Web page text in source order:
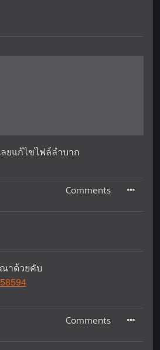
ยแก้ไขไฟล์ลำบาก
Comments
าด้วยคับ
Comments